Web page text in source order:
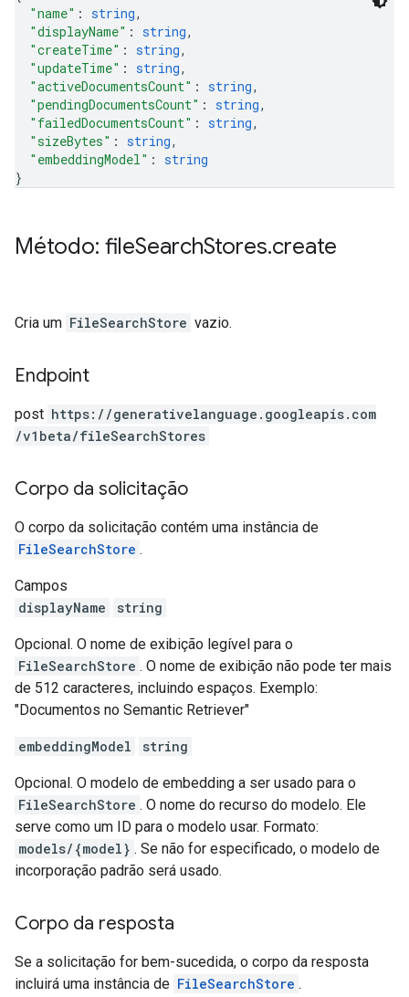
"name" : string,
"displayName" : string,
"createTime" : string,
"updateTime" : string,
"activeDocumentsCount" : string,
"pendingDocumentsCount" : string,
"failedDocumentsCount" : string,
"sizeBytes" : string,
"embeddingModel" : string
}
Método: fileSearchStores.create
Cria um FileSearchStore vazio.
Endpoint
post https: / /generativelanguage.googleapis.com
/v1beta/fileSearchStores
Corpo da solicitação
O corpo da solicitação contém uma instância de
FileSearchStore .
Campos
displayName
string
Opcional. O nome de exibição legível para o
FileSearchStore . O nome de exibição não pode ter mais
de 512 caracteres, incluindo espaços. Exemplo:
"Documentos no Semantic Retriever"
embeddingModel string
Opcional. O modelo de embedding a ser usado para o
FileSearchStore . O nome do recurso do modelo. Ele
serve como um ID para o modelo usar. Formato:
models/{model} . Se não for especificado, o modelo de
incorporação padrão será usado.
Corpo da resposta
Se a solicitação for bem-sucedida, o corpo da resposta
incluirá uma instância de FileSearchStore .